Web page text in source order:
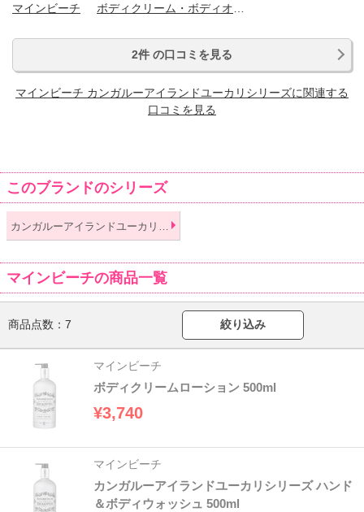
マインビーチ
2件 の口コミを見る
マインビーチ カンガルーアイランドユーカリシリーズに関連する
口コミを見る
このブランドのシリーズ
マインビーチの商品一覧
商品点数： 7 絞り込み
マインビーチ
ボディクリームローション 500ml
¥3,740
マインビーチ
カンガルーアイランドユーカリシリーズ ハンド
＆ボディウォッシュ 500ml